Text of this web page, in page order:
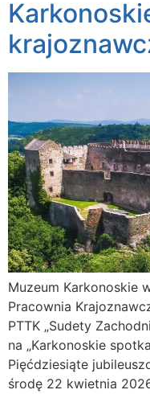
Muzeum Karkonoskie
Pracownia
PTTK „Sudety
na „Karkonoskie
Pięćdziesiąte
środę 22 kwietnia